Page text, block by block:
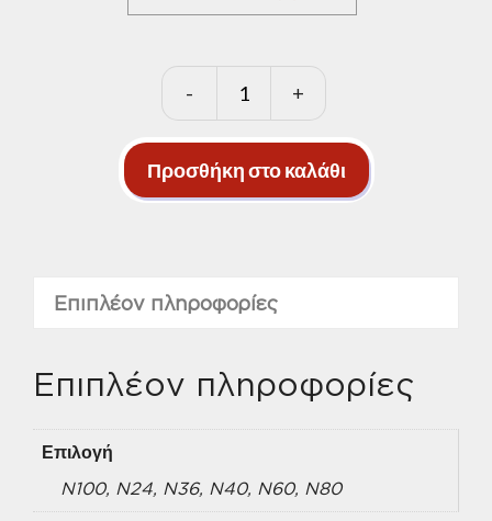
-
Δίσκοι
φίμπερ
special
Φ180
+
Προσθήκη στο καλάθι
Επιπλέον πληροφορίες
Επιπλέον πληροφορίες
Επιλογή
N100, N24, N36, N40, N60, N80